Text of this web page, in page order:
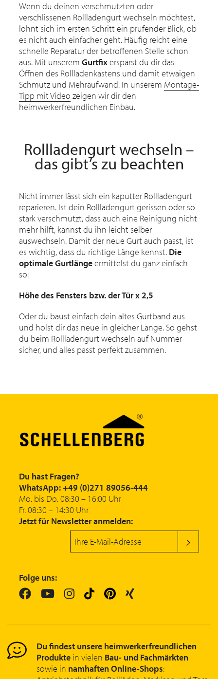
Wenn du deinen verschmutzten oder
verschlissenen Rollladengurt wechseln möchtest,
lohnt sich im ersten Schritt ein prüfender Blick, ob
es nicht auch einfacher geht. Häufig reicht eine
schnelle Reparatur der betroffenen Stelle schon
aus. Mit unserem Gurtfixersparst du dir das
Öffnen des Rollladenkastens und damit etwaigen
Schmutz und Mehraufwand. In unserem Montage-
Tipp mit Video zeigen wir dir den
heimwerkerfreundlichen Einbau.
Rollladengurt wechseln –
das gibt’s zu beachten
Nicht immer lässt sich ein kaputter Rollladengurt
reparieren. Ist dein Rollladengurt gerissen oder so
stark verschmutzt, dass auch eine Reinigung nicht
mehr hilft, kannst du ihn leicht selber
auswechseln. Damit der neue Gurt auch passt, ist
es wichtig, dass du richtige Länge kennst. Die
optimale Gurtlängeermittelst du ganz einfach
so:
Höhe des Fensters bzw. der Tür x 2,5
Oder du baust einfach dein altes Gurtband aus
und holst dir das neue in gleicher Länge. So gehst
du beim Rollladengurt wechseln auf Nummer
sicher, und alles passt perfekt zusammen.
Du hast Fragen?
WhatsApp: +49 (0)271 89056-444
Mo. bis Do. 08:30 – 16:00 Uhr
Fr. 08:30 – 14:30 Uhr
Jetzt für Newsletter anmelden:
Folge uns:
Du findest unsere heimwerkerfreundlichen
Produkte in vielen Bau- und Fachmärkten
sowie in namhaften Online-Shops: